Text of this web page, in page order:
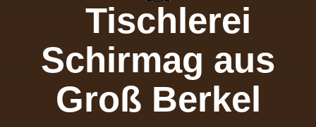
Tischlerei
Schirmag aus
Groß Berkel